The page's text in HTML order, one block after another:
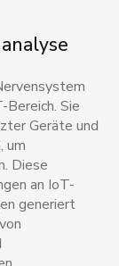
Sie
Geräte und
um
Diese
an IoT-
generiert